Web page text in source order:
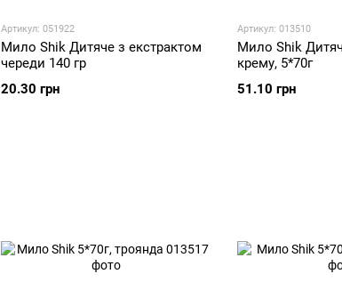
Артикул: 051922
Мило Shik Дитяче з екстрактом
череди 140 гр
20.30 грн
Артикул: 013510
Мило Shik
крему, 5*70г
51.10 грн